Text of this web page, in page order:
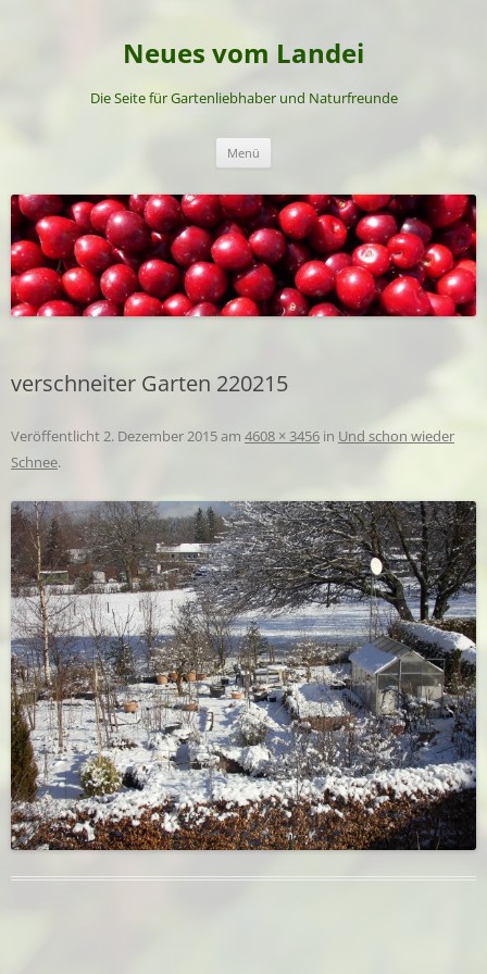
Neues vom Landei
Die Seite für Gartenliebhaber und Naturfreunde
Menü
verschneiter Garten 220215
Veröffentlicht2. Dezember 2015am 4608 × 3456 in Und schon wieder
Schnee.